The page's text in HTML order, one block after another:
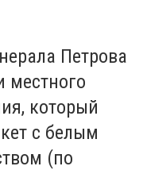
Петрова
местного
который
с белым
(по